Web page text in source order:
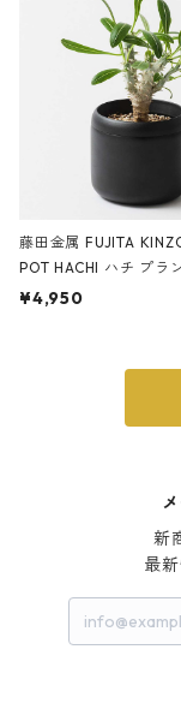
藤田金属 FUJITA
POT HACHI ハチ プラ
ト 3号 ブラック
¥4,950
新
最